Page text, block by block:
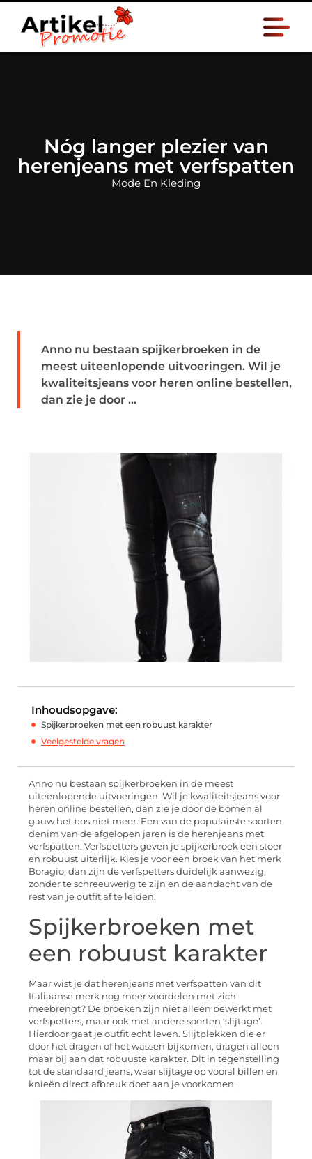
Nóg langer plezier van
herenjeans met verfspatten
Mode En Kleding
Anno nu bestaan spijkerbroeken in de
meest uiteenlopende uitvoeringen. Wil je
kwaliteitsjeans voor heren online bestellen,
dan zie je door ...
Inhoudsopgave:
Spijkerbroeken met een robuust karakter
Veelgestelde vragen
Anno nu bestaan spijkerbroeken in de meest
uiteenlopende uitvoeringen. Wil je kwaliteitsjeans voor
heren online bestellen, dan zie je door de bomen al
gauw het bos niet meer. Een van de populairste soorten
denim van de afgelopen jaren is de herenjeans met
verfspatten. Verfspetters geven je spijkerbroek een stoer
en robuust uiterlijk. Kies je voor een broek van het merk
Boragio, dan zijn de verfspetters duidelijk aanwezig,
zonder te schreeuwerig te zijn en de aandacht van de
rest van je outfit af te leiden.
Spijkerbroeken met
een robuust karakter
Maar wist je dat herenjeans met verfspatten van dit
Italiaanse merk nog meer voordelen met zich
meebrengt? De broeken zijn niet alleen bewerkt met
verfspetters, maar ook met andere soorten ‘slijtage’.
Hierdoor gaat je outfit echt leven. Slijtplekken die er
door het dragen of het wassen bijkomen, dragen alleen
maar bij aan dat robuuste karakter. Dit in tegenstelling
tot de standaard jeans, waar slijtage op vooral billen en
knieën direct afbreuk doet aan je voorkomen.